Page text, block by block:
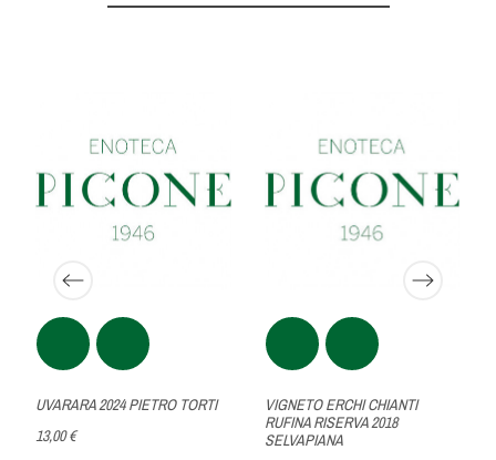
UVARARA 2024 PIETRO TORTI
13,00 €
VIGNETO ERCHI CHIANTI
RUFINA RISERVA 2018
SELVAPIANA